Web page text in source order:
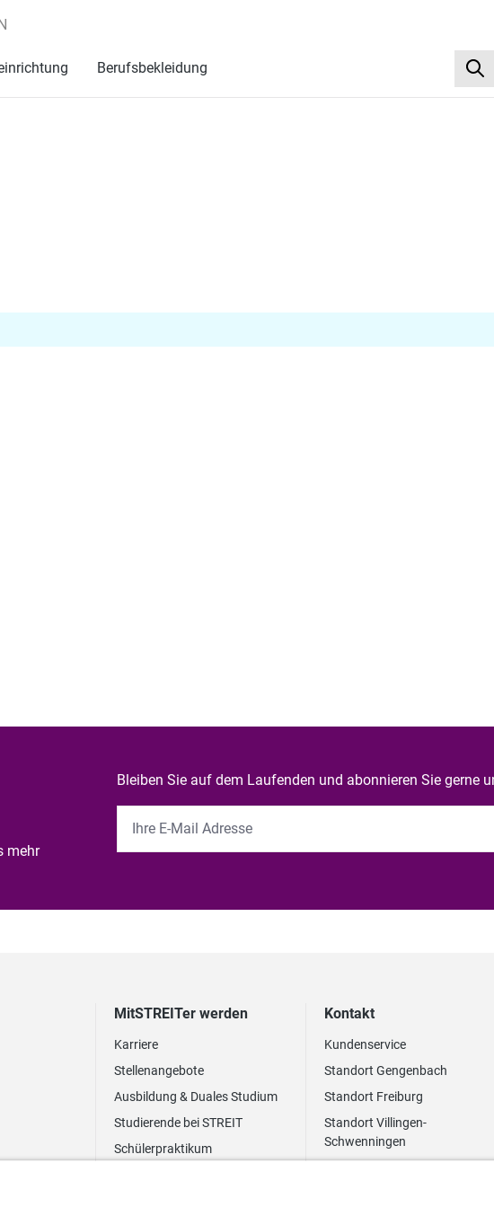
Berufsbekleidung
mehr
Bleiben Sie auf dem Laufenden und abonnieren Sie gerne
MitSTREITer werden
Karriere
Stellenangebote
Ausbildung & Duales Studium
Studierende bei STREIT
Schülerpraktikum
Kontakt
Kundenservice
Standort Gengenbach
Standort Freiburg
Standort Villingen-
Schwenningen